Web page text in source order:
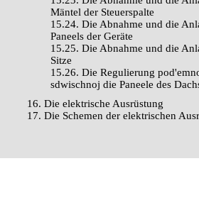
Mäntel der Steuerspalte
15.24. Die Abnahme und die
Paneels der Geräte
15.25. Die Abnahme und die
Sitze
15.26. Die Regulierung
sdwischnoj die Paneele des
16. Die elektrische Ausrüstung
17. Die Schemen der elektrischen